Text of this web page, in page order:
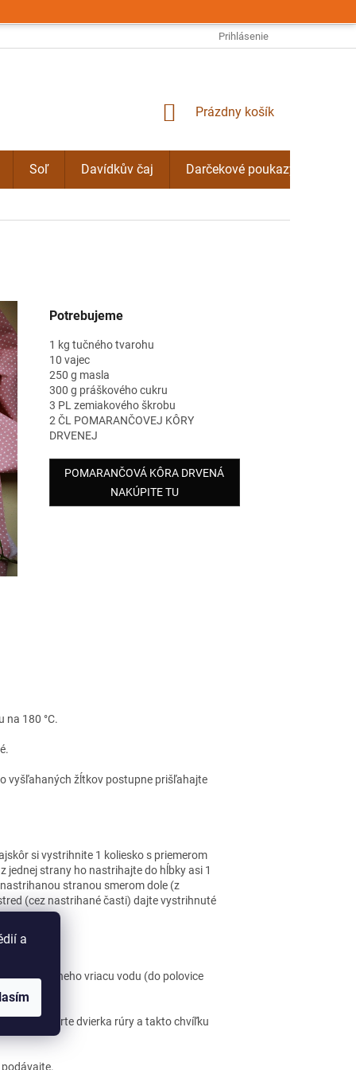
a
PODMIENKY OCHRANY OSOBNÝCH
Prihlásenie
NÁKUPNÝ
Prázdny košík
Soľ Davídkův čaj Darčekové poukazy
Potrebujeme
1 kg tučného tvarohu
10 vajec
250 g masla
300 g práškového cukru
3 PL zemiakového škrobu
2 ČL POMARANČOVEJ KÔRY
DRVENEJ
POMARANČOVÁ KÔRA DRVENÁ
NAKÚPITE TU
na 180 °C.
vyšľahaných žĺtkov postupne prišľahajte
si vystrihnite 1 koliesko s priemerom
jednej strany ho nastrihajte do hĺbky asi 1
stranou smerom dole (z
(cez nastrihané časti) dajte vystrihnuté
do neho vriacu vodu (do polovice
trochu otvorte dvierka rúry a takto chvíľku